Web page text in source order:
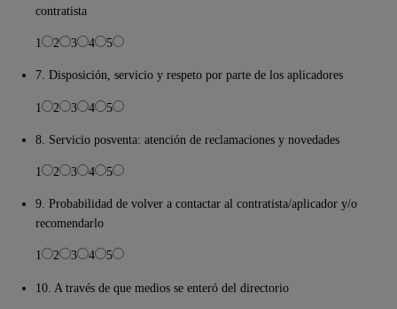
contratista
1 2 3 4 5
7. Disposición, servicio y respeto por parte de los aplicadores
1 2 3 4 5
8. Servicio posventa: atención de reclamaciones y novedades
1 2 3 4 5
9. Probabilidad de volver a contactar al contratista/aplicador y/o
recomendarlo
1 2 3 4 5
10. A través de que medios se enteró del directorio